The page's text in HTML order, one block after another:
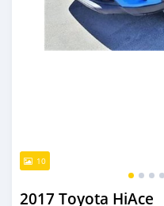
10
2017 Toyota HiAce